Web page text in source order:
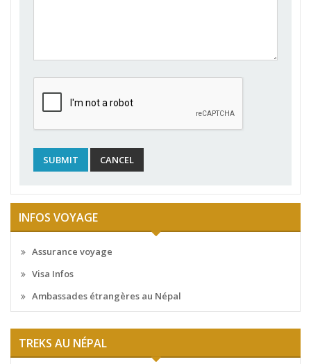
INFOS VOYAGE
Assurance voyage
Visa Infos
Ambassades étrangères au Népal
TREKS AU NÉPAL